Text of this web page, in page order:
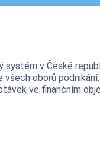
systém v České
oborů podnikání.
ve finančním